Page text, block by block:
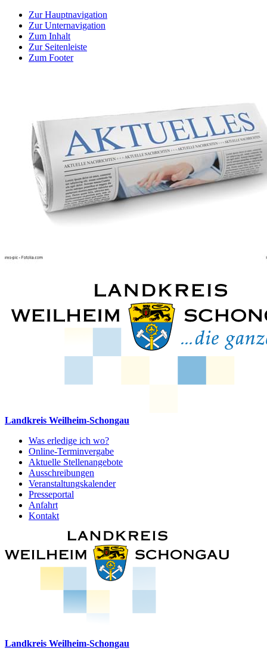
Zur Hauptnavigation
Zur Unternavigation
Zum Inhalt
Zur Seitenleiste
Zum Footer
Landkreis Weilheim-Schongau
Was erledige ich wo?
Online-Terminvergabe
Aktuelle Stellenangebote
Ausschreibungen
Veranstaltungskalender
Presseportal
Anfahrt
Kontakt
Landkreis Weilheim-Schongau